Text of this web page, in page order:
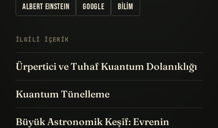
ALBERT EINSTEIN
GOOGLE BILIM
İLGILI IÇERIK
Ürpertici ve Tuhaf Kuantum Dolanıklığı
Kuantum Tünelleme
Büyük Astronomik Keşif: Evrenin